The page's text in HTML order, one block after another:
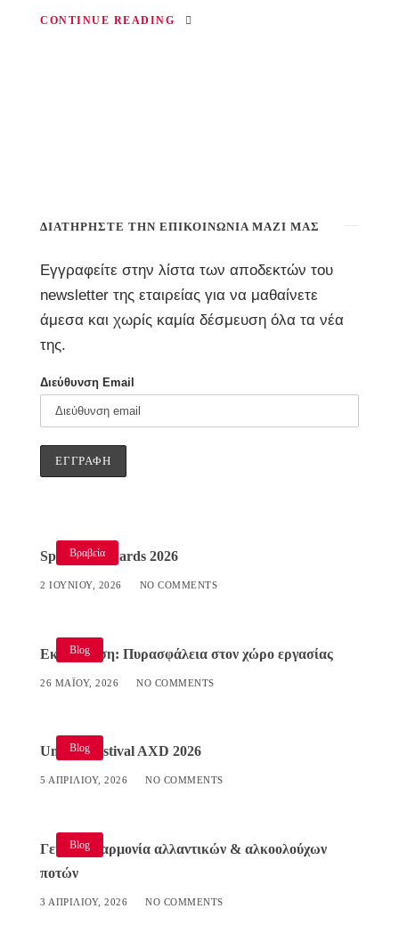
CONTINUE READING
ΔΙΑΤΗΡΉΣΤΕ ΤΗΝ ΕΠΙΚΟΙΝΩΝΊΑ ΜΑΖΊ ΜΑΣ
Εγγραφείτε στην λίστα των αποδεκτών του
newsletter της εταιρείας για να μαθαίνετε
άμεσα και χωρίς καμία δέσμευση όλα τα νέα
της.
Διεύθυνση Email
Βραβεία
Specialist Awards 2026
2 ΙΟΥΝΊΟΥ, 2026 NO COMMENTS
Blog
Εκπαίδευση: Πυρασφάλεια στον χώρο εργασίας
26 ΜΑΪ́ΟΥ, 2026 NO COMMENTS
Blog
Umami Festival AXD 2026
5 ΑΠΡΙΛΊΟΥ, 2026 NO COMMENTS
Blog
Γευστική αρμονία αλλαντικών & αλκοολούχων
ποτών
3 ΑΠΡΙΛΊΟΥ, 2026 NO COMMENTS